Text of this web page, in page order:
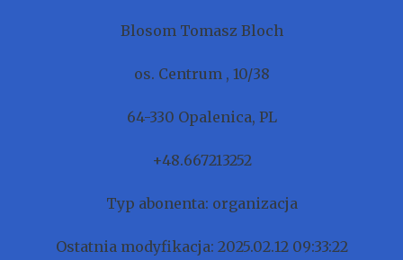
Blosom Tomasz Bloch
os. Centrum , 10/38
64-330 Opalenica, PL
+48.667213252
Typ abonenta: organizacja
Ostatnia modyfikacja: 2025.02.12 09:33:22